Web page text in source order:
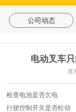
公司动态
电动叉车
发
检查电池是否欠电
行驶控制开关是否松动